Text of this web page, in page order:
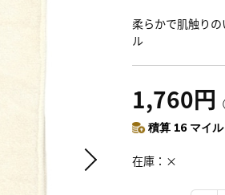
柔らかで肌触り
ル
1,760円
積算 16 マイ
在庫 ×